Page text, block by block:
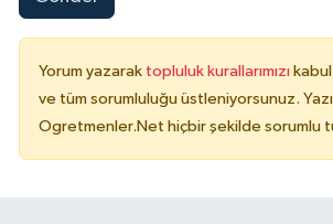
Yorum yazarak topluluk kurallarımızı
ve tüm sorumluluğu üstleniyorsunuz.
Ogretmenler.Net hiçbir şekilde sorumlu